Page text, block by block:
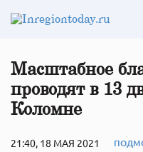
Масштабное
проводят в 13
Коломне
21:40, 18 МАЯ 2021